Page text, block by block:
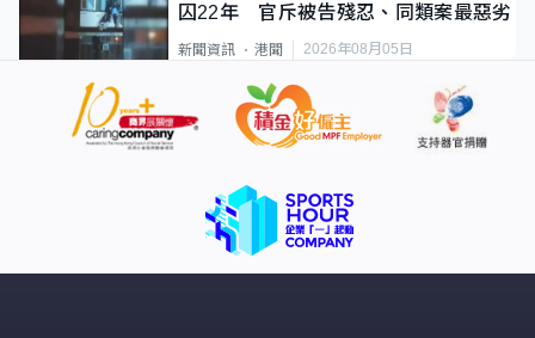
囚22年 官斥被告殘忍、同類案最惡劣
新聞資訊 港聞 2026年08月05日